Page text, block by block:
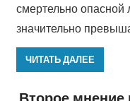
смертельно опасной
значительно
ЧИТАТЬ ДАЛЕЕ